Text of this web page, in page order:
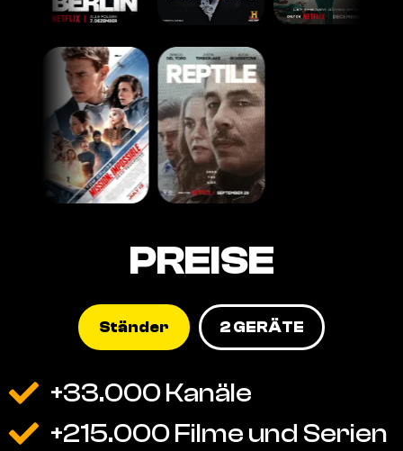
PREISE
Ständer 2 GERÄTE
+33.000 Kanäle
+215.000 Filme und Serien